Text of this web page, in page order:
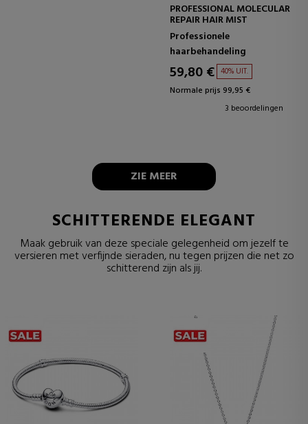
PROFESSIONAL MOLECULAR
REPAIR HAIR MIST
Professionele
haarbehandeling
59,80 € 40% UIT.
Normale prijs 99,95 €
3 beoordelingen
ZIE MEER
SCHITTERENDE ELEGANT
Maak gebruik van deze speciale gelegenheid om jezelf te
versieren met verfijnde sieraden, nu tegen prijzen die net zo
schitterend zijn als jij.